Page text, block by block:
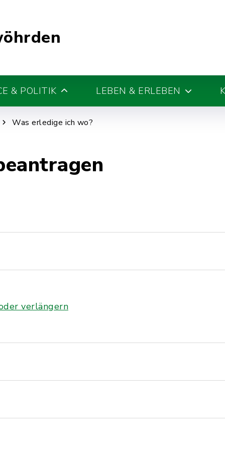
& POLITIK LEBEN & ERLEBEN
Was erledige ich wo?
verlängern